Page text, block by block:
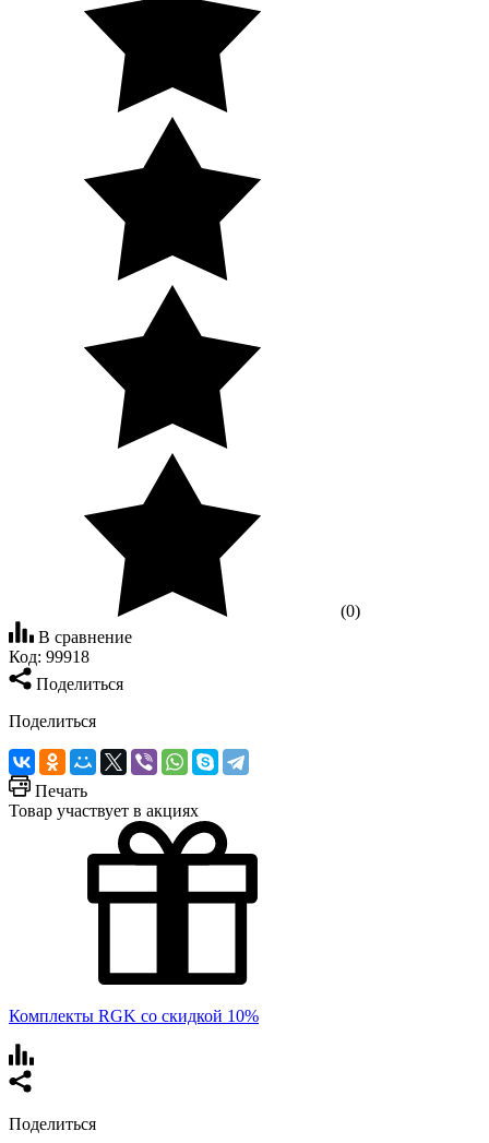
(0)
В сравнение
Код: 99918
Поделиться
Поделиться
Печать
Товар участвует в акциях
Комплекты RGK со скидкой 10%
Поделиться